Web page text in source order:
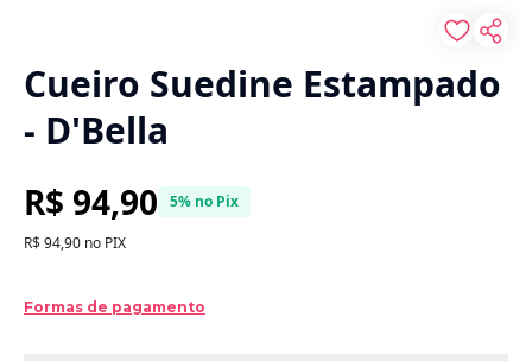
Cueiro Suedine Estampado
- D'Bella
R$ 94,90 5% no Pix
R$ 94,90 no PIX
Formas de pagamento